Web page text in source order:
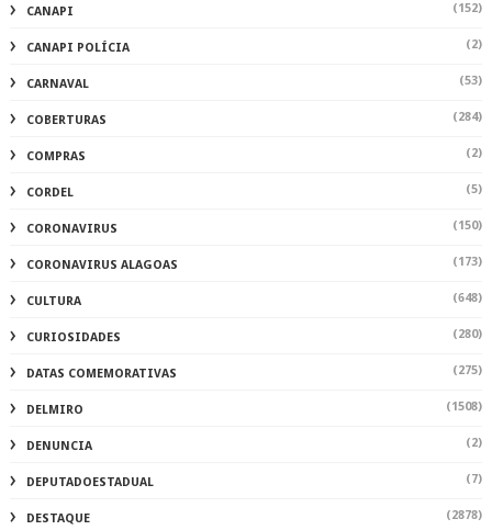
CANAPI (152)
CANAPI POLÍCIA (2)
CARNAVAL (53)
COBERTURAS (284)
COMPRAS (2)
CORDEL (5)
CORONAVIRUS (150)
CORONAVIRUS ALAGOAS (173)
CULTURA (648)
CURIOSIDADES (280)
DATAS COMEMORATIVAS (275)
DELMIRO (1508)
DENUNCIA (2)
DEPUTADOESTADUAL (7)
DESTAQUE (2878)